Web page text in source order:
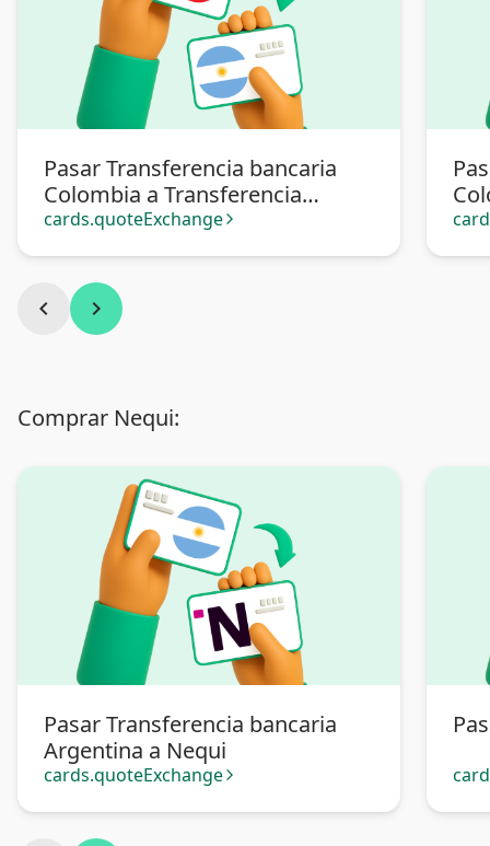
Pasar Transferencia bancaria
Colombia a Transferencia
bancaria Argentina
cards.quoteExchange arrow_forward_ios
chevron_left chevron_right
Comprar Nequi:
Pasar Transferencia bancaria
Argentina a Nequi
cards.quoteExchange arrow_forward_ios